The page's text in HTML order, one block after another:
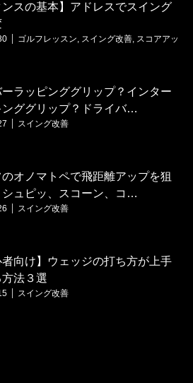
ンスの基本】アドレスでスイング
ゴルフレッスン, スイング改善, スコアアッ
ーラッピンググリップ？インター
ンググリップ？ドライバ…
スイング改善
のオノマトペで飛距離アップを狙
シュピッ、スコーン、コ…
スイング改善
者向け】ウェッジの打ち方が上手
方法３選
スイング改善